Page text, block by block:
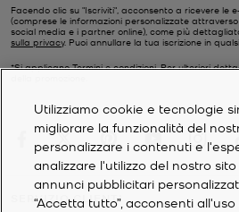
Facendo clic su "Iscriviti", acconsento a ricevere le
(comprese le informazioni personalizzate
social media e i partner online), come più
sulla privacy. Puoi annullare la tua iscrizione in
*Si applicano Termini e condizioni. Per ulteriori
SERVIZIO CLIENTI
Utilizziamo cookie e tecnologie
migliorare la funzionalità del
personalizzare i contenuti e
analizzare l'utilizzo del nostro
annunci pubblicitari
“Accetta tutto”, acconsenti